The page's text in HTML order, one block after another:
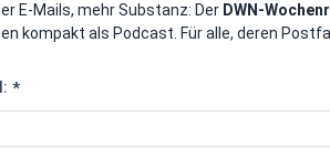
aus Italien
Italien ausgesetzt und
E-Mails, mehr Substanz: Der DWN-
kompakt als Podcast. Für alle, deren
*